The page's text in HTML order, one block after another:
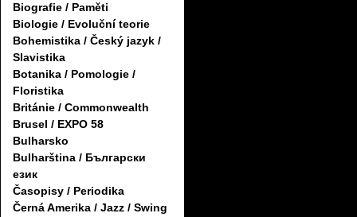
Biografie / Paměti
Biologie / Evoluční teorie
Bohemistika / Český jazyk /
Slavistika
Botanika / Pomologie /
Floristika
Británie / Commonwealth
Brusel / EXPO 58
Bulharsko
Bulharština / Български
език
Časopisy / Periodika
Černá Amerika / Jazz / Swing